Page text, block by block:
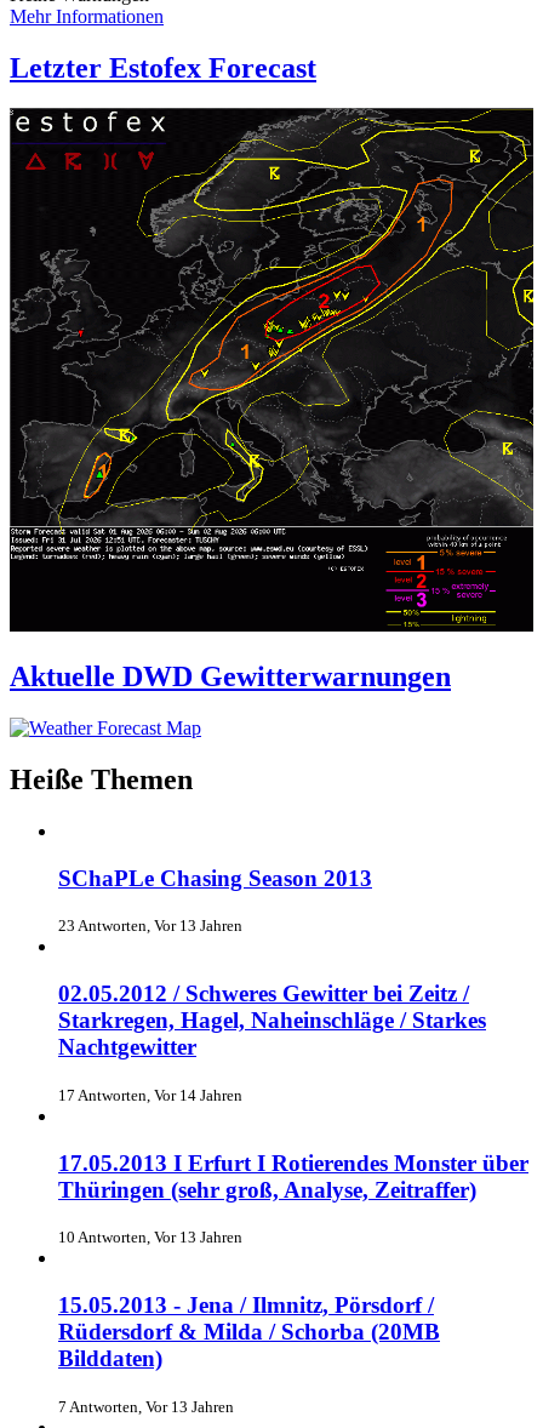
Mehr Informationen
Letzter Estofex Forecast
Aktuelle DWD Gewitterwarnungen
Heiße Themen
SChaPLe Chasing Season 2013
23 Antworten, Vor 13 Jahren
02.05.2012 / Schweres Gewitter bei Zeitz /
Starkregen, Hagel, Naheinschläge / Starkes
Nachtgewitter
17 Antworten, Vor 14 Jahren
17.05.2013 I Erfurt I Rotierendes Monster über
Thüringen (sehr groß, Analyse, Zeitraffer)
10 Antworten, Vor 13 Jahren
15.05.2013 - Jena / Ilmnitz, Pörsdorf /
Rüdersdorf & Milda / Schorba (20MB
Bilddaten)
7 Antworten, Vor 13 Jahren